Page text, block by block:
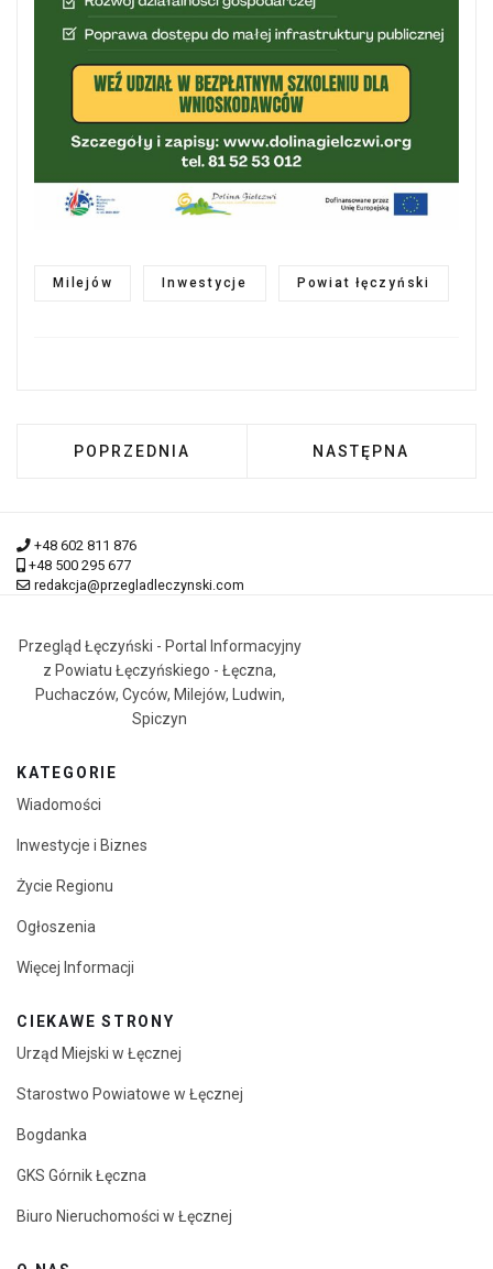
Milejów Inwestycje Powiat łęczyński
POPRZEDNIA STRONA: SPOTKANIE
POPRZEDNIA NASTĘPNA
NASTĘPNA
+48 602 811 876
+48 500 295 677
redakcja@przegladleczynski.com
Przegląd Łęczyński - Portal Informacyjny
z Powiatu Łęczyńskiego - Łęczna,
Puchaczów, Cyców, Milejów, Ludwin,
Spiczyn
KATEGORIE
Wiadomości
Inwestycje i Biznes
Życie Regionu
Ogłoszenia
Więcej Informacji
CIEKAWE STRONY
Urząd Miejski w Łęcznej
Starostwo Powiatowe w Łęcznej
Bogdanka
GKS Górnik Łęczna
Biuro Nieruchomości w Łęcznej